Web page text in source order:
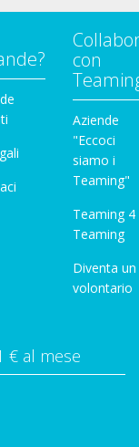
con
Aziende
"Eccoci
siamo i
Teaming"
Teaming 4
Teaming
Diventa un
volontario
€ al mese